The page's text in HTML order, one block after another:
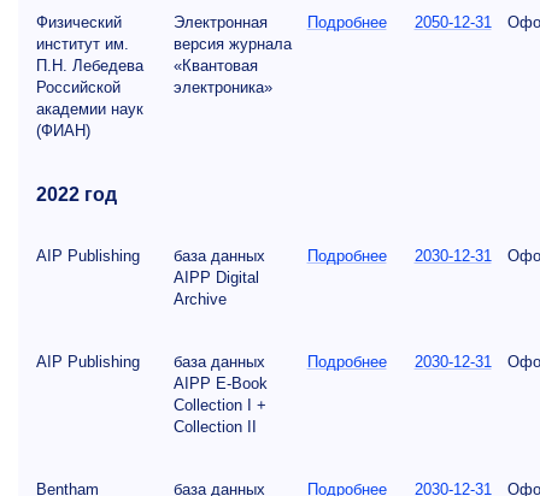
Физический
институт им.
П.Н. Лебедева
Российской
академии наук
(ФИАН)
Электронная
версия журнала
«Квантовая
электроника»
Подробнее 2050-12-31
2022 год
AIP Publishing
база данных
AIPP Digital
Archive
Подробнее 2030-12-31
AIP Publishing
база данных
AIPP E-Book
Collection I +
Collection II
Подробнее 2030-12-31
Bentham
база данных
Подробнее 2030-12-31